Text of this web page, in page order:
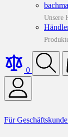
Unsere
0
Für